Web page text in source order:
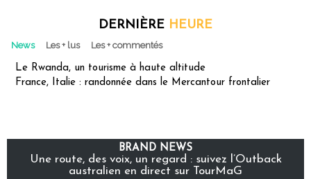
DERNIÈRE HEURE
News Les + lus Les + commentés
Le Rwanda, un tourisme à haute altitude
France, Italie : randonnée dans le Mercantour frontalier
BRAND NEWS
Une route, des voix, un regard : suivez l’Outback
australien en direct sur TourMaG